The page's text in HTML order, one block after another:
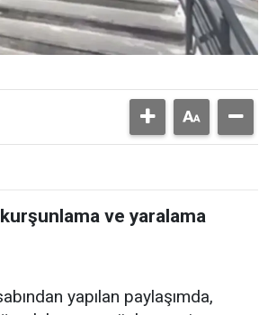
ve yaralama
yapılan paylaşımda,